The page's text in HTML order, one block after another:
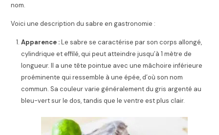
nom.
Voici une description du sabre en gastronomie :
Apparence :Le sabre se caractérise par son corps allongé,
cylindrique et effilé, qui peut atteindre jusqu’à 1 mètre de
longueur. Il a une tête pointue avec une mâchoire inférieure
proéminente qui ressemble à une épée, d’où son nom
commun. Sa couleur varie généralement du gris argenté au
bleu-vert sur le dos, tandis que le ventre est plus clair.